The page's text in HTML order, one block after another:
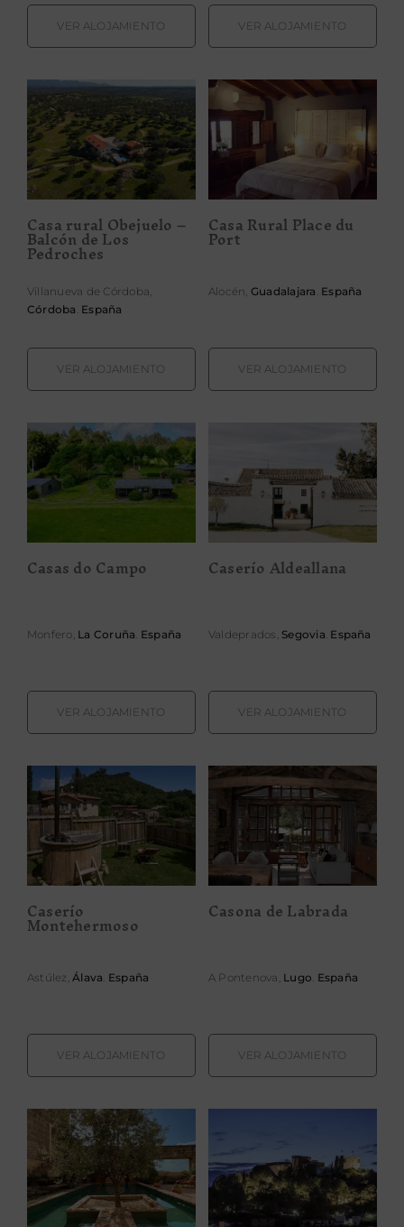
VER ALOJAMIENTO VER ALOJAMIENTO
Casa rural
Obejuelo –
Balcón de Los
Pedroches
Casa rural Obejuelo –
Balcón de Los
Pedroches
Villanueva de Córdoba,
Córdoba . España
VER ALOJAMIENTO
Casa Rural
Place du Port
Casa Rural Place du
Port
Alocén, Guadalajara . España
VER ALOJAMIENTO
Casas do Campo
Casas do Campo
Monfero, La Coruña. España
VER ALOJAMIENTO
Caserío
Aldeallana
Caserío Aldeallana
Valdeprados, Segovia. España
VER ALOJAMIENTO
Caserío
Montehermoso
Caserío
Montehermoso
Astúlez,Álava. España
VER ALOJAMIENTO
Casona de
Labrada
Casona de Labrada
A Pontenova, Lugo. España
VER ALOJAMIENTO
Castillo de
Corvinos
Castillo de
Monda